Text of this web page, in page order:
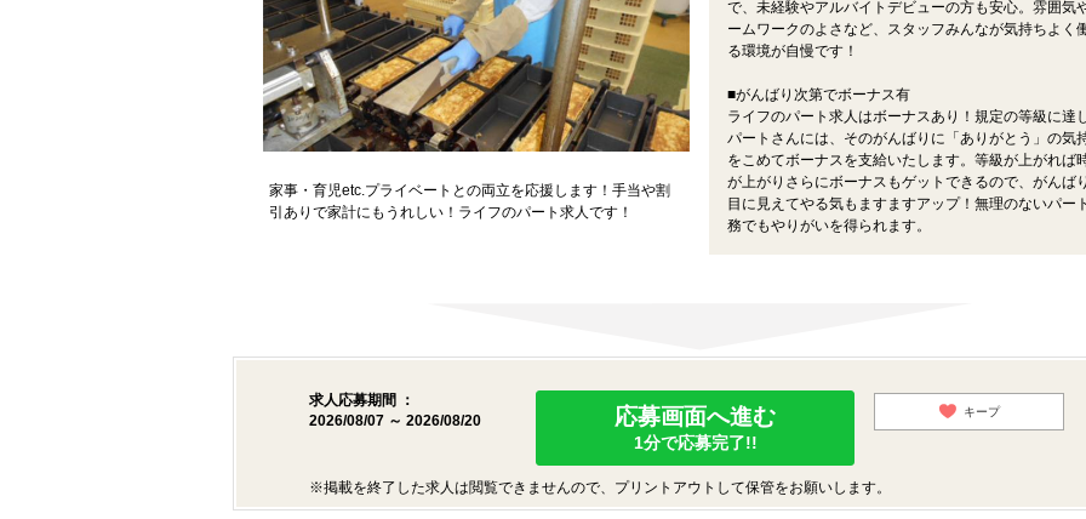
家事・育児etc.プライベートとの両立を応援します！手当や割
引ありで家計にもうれしい！ライフのパート求人です！
で、未経験やアルバイトデビューの方も安心。雰囲気
ームワークのよさなど、スタッフみんなが気持ちよく
る環境が自慢です！
■がんばり次第でボーナス有
ライフのパート求人はボーナスあり！規定の等級に達
パートさんには、そのがんばりに「ありがとう」の気
をこめてボーナスを支給いたします。等級が上がれば
が上がりさらにボーナスもゲットできるので、がんば
目に見えてやる気もますますアップ！無理のないパー
務でもやりがいを得られます。
求人応募期間 ：
2026/08/07 ～ 2026/08/20
応募画面へ進む
1分で応募完了!!
キープ
※掲載を終了した求人は閲覧できませんので、プリントアウトして保管をお願いします。